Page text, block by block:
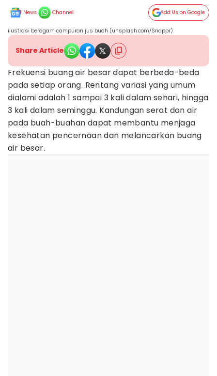
News Channel Add Us on Google
ilustrasi beragam campuran jus buah (unsplash.com/Snappr)
Share Article
Frekuensi buang air besar dapat berbeda-beda
pada setiap orang. Rentang variasi yang umum
dialami adalah 1 sampai 3 kali dalam sehari, hingga
3 kali dalam seminggu. Kandungan serat dan air
pada buah-buahan dapat membantu menjaga
kesehatan pencernaan dan melancarkan buang
air besar.